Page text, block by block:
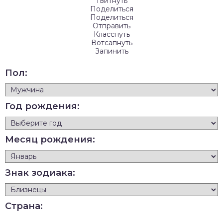
Поделиться
Поделиться
Отправить
Класснуть
Вотсапнуть
Запинить
Пол:
Год рождения:
Месяц рождения:
Знак зодиака:
Страна: